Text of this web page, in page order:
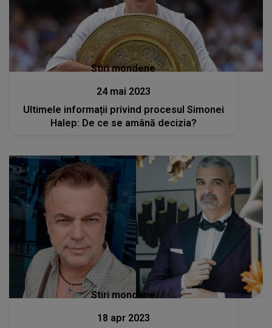
Stiri mondene
24 mai 2023
Ultimele informații privind procesul Simonei
Halep: De ce se amână decizia?
Stiri mondene
18 apr 2023